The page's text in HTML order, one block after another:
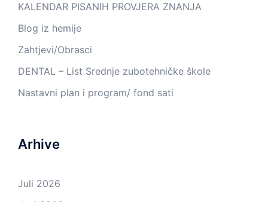
KALENDAR PISANIH PROVJERA ZNANJA
Blog iz hemije
Zahtjevi/Obrasci
DENTAL – List Srednje zubotehničke škole
Nastavni plan i program/ fond sati
Arhive
Juli 2026